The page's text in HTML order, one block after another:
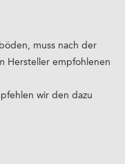
muss nach der
Hersteller empfohlenen
wir den dazu